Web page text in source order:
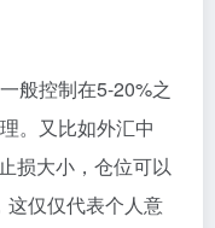
般控制在5-20%之
。又比如外汇中
损大小，仓位可以
这仅仅代表个人意